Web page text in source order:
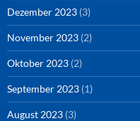
Dezember 2023 (3)
November 2023 (2)
Oktober 2023 (2)
September 2023 (1)
August 2023 (3)